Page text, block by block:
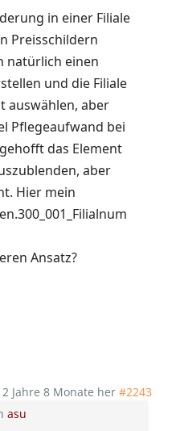
in einer Filiale
Preisschildern
natürlich einen
und die Filiale
auswählen, aber
Pflegeaufwand bei
das Element
aber
Hier mein
Ansatz?
2 Jahre 8 Monate her #2243
asu